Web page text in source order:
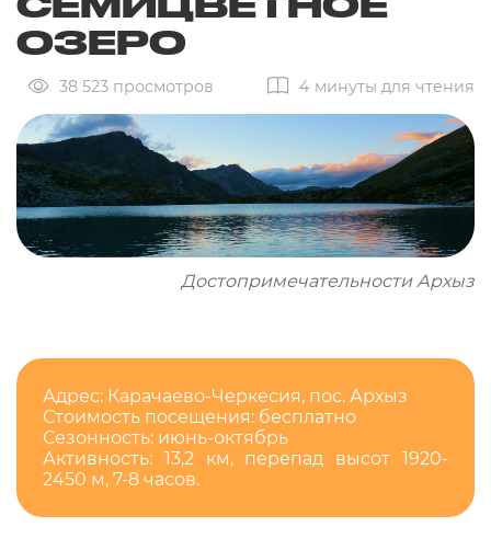
ОЗЕРО
38 523 просмотров 4 минуты для чтения
Достопримечательности Архыз
Адрес: Карачаево-Черкесия, пос. Архыз
Стоимость посещения: бесплатно
Сезонность: июнь-октябрь
Активность: 13,2 км, перепад высот 1920-
2450 м, 7-8 часов.